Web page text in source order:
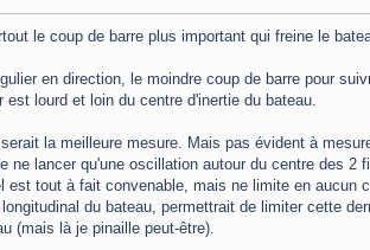
le coup de barre plus important qui freine le
en direction, le moindre coup de barre pour
lourd et loin du centre d'inertie du bateau.
la meilleure mesure. Mais pas évident à
lancer qu'une oscillation autour du centre des 2
est tout à fait convenable, mais ne limite en aucun
du bateau, permettrait de limiter cette
(mais là je pinaille peut-être).